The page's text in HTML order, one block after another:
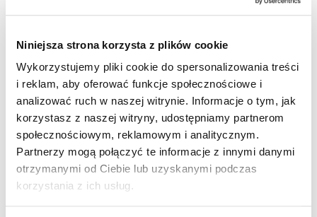
Niniejsza strona korzysta z plików cookie
Wykorzystujemy pliki cookie do spersonalizowania treści
i reklam, aby oferować funkcje społecznościowe i
analizować ruch w naszej witrynie. Informacje o tym, jak
korzystasz z naszej witryny, udostępniamy partnerom
społecznościowym, reklamowym i analitycznym.
Partnerzy mogą połączyć te informacje z innymi danymi
otrzymanymi od Ciebie lub uzyskanymi podczas
korzystania z ich usług.
Bezpieczeństwo klasy premium
W Volvo XC90 Black Edition poczujesz
spokój umysłu, jaki może dać tylko